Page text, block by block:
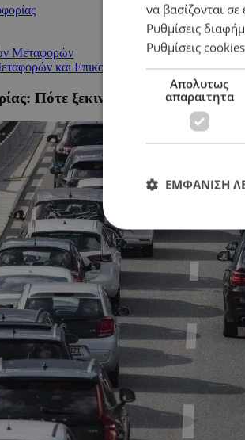
Μεταφορών
και Επικοινωνιών
Πότε ξεκινά η ανανέωση τους
να βασίζονται σε
Ρυθμίσεις
Ρυθμίσεις cookies
Απολυτως
απαραιτητα
ΕΜΦΑΝΙΣΗ